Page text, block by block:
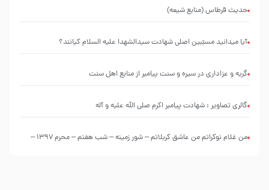
حدیث قرطاس (منابع شیعه)
آیا میدانید مسبّبین اصلی شهادت سیدالشهدا علیه ‌السلام کیانند؟
گریه و عزاداری در سیره و سنت پیامبر از منابع اهل سنت
گالری تصاویر : شهادت پیامبر اکرم صلی الله علیه و آله
من غلام نوکراتم من عاشق کربلاتم – شور زمینه – شب هفتم – محرم 1397 –